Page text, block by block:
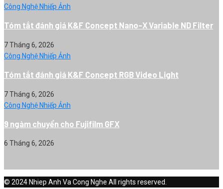
Công Nghệ Nhiếp Ảnh
Tóm tắt đánh giá K&F Concept Nano-X Variable ND Filter
7 Tháng 6, 2026
Công Nghệ Nhiếp Ảnh
Tóm tắt đánh giá K&F Concept RGB Video Light
7 Tháng 6, 2026
Công Nghệ Nhiếp Ảnh
9 ngàm chuyển cho Fujifilm GFX
6 Tháng 6, 2026
© 2024 Nhiep Anh Va Cong Nghe All rights reserved.